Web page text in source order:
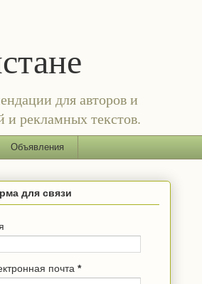
для авторов и
и рекламных текстов.
Объявления
для связи
почта *